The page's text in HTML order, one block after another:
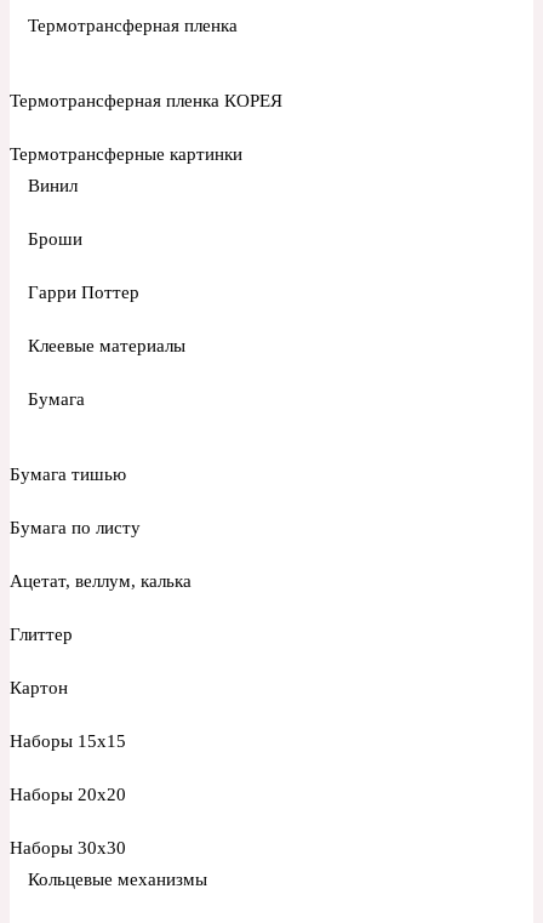
Термотрансферная пленка
Термотрансферная пленка КОРЕЯ
Термотрансферные картинки
Винил
Броши
Гарри Поттер
Клеевые материалы
Бумага
Бумага тишью
Бумага по листу
Ацетат, веллум, калька
Глиттер
Картон
Наборы 15х15
Наборы 20х20
Наборы 30х30
Кольцевые механизмы